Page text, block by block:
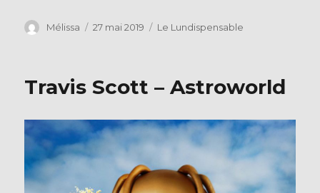
c
b
o
o
k
it
r
Auteur
Mélissa
Publié
27 mai 2019 Catégories
Le Lundispensable
Travis Scott – Astroworld